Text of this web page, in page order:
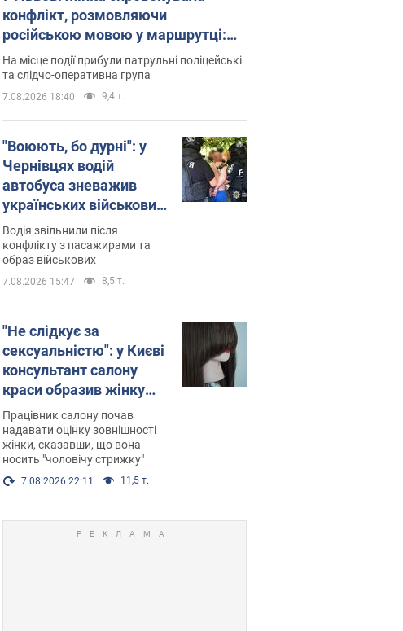
конфлікт, розмовляючи
російською мовою у маршрутці:
поліція склала адмінпротокол.
Відео
На місце події прибули патрульні поліцейські
та слідчо-оперативна група
7.08.2026 18:40 9,4 т.
"Воюють, бо дурні": у
Чернівцях водій
автобуса зневажив
українських військових
і поплатився. Відео
Водія звільнили після
конфлікту з пасажирами та
образ військових
7.08.2026 15:47 8,5 т.
"Не слідкує за
сексуальністю": у Києві
консультант салону
краси образив жінку
після хімієтерапії,
розгорівся скандал.
Фото
Працівник салону почав
надавати оцінку зовнішності
жінки, сказавши, що вона
носить "чоловічу стрижку"
7.08.2026 22:11 11,5 т.